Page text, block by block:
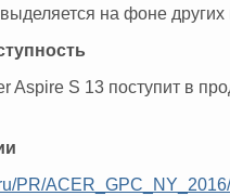
на фоне других
Aspire S 13 поступит в
PR/